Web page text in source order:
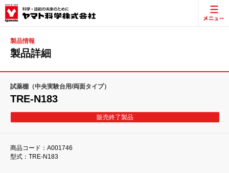
製品情報
製品詳細
試薬棚（中央実験台用/両面タイプ）
TRE-N183
販売終了製品
商品コード：A001746
型式：TRE-N183